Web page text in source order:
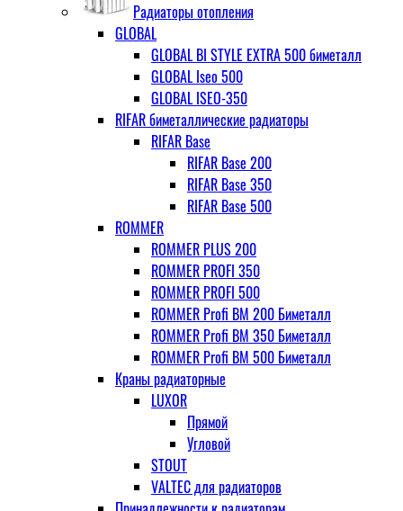
Радиаторы отопления
GLOBAL
GLOBAL BI STYLE EXTRA 500 биметалл
GLOBAL Iseo 500
GLOBAL ISEO-350
RIFAR биметаллические радиаторы
RIFAR Base
RIFAR Base 200
RIFAR Base 350
RIFAR Base 500
ROMMER
ROMMER PLUS 200
ROMMER PROFI 350
ROMMER PROFI 500
ROMMER Profi BM 200 Биметалл
ROMMER Profi BM 350 Биметалл
ROMMER Profi BM 500 Биметалл
Краны радиаторные
LUXOR
Прямой
Угловой
STOUT
VALTEC для радиаторов